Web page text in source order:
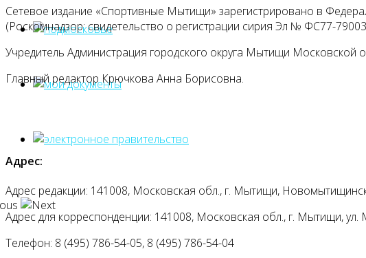
Сетевое издание «Спортивные Мытищи» зарегистрировано в
(Роскомнадзор: свидетельство о регистрации сирия Эл № ФС77-79003
Учредитель Администрация городского округа Мытищи Московской
Главный редактор Крючкова Анна Борисовна.
Адрес:
Адрес редакции: 141008, Московская обл., г. Мытищи,
Адрес для корреспонденции: 141008, Московская обл., г. Мытищи, ул.
Телефон: 8 (495) 786-54-05, 8 (495) 786-54-04